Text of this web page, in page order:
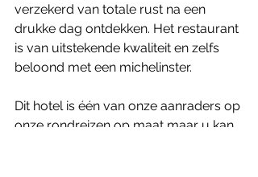
verzekerd van totale rust na een
drukke dag ontdekken. Het restaurant
is van uitstekende kwaliteit en zelfs
beloond met een michelinster.
Dit hotel is één van onze aanraders op
onze rondreizen op maat maar u kan